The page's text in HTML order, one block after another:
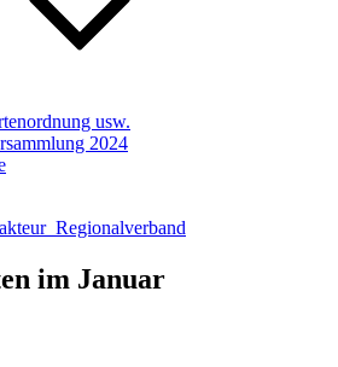
usw.
2024
im Januar